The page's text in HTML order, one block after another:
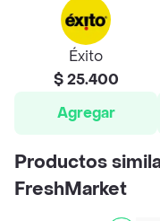
Éxito
$ 25.400
Agregar
Productos
FreshMarket